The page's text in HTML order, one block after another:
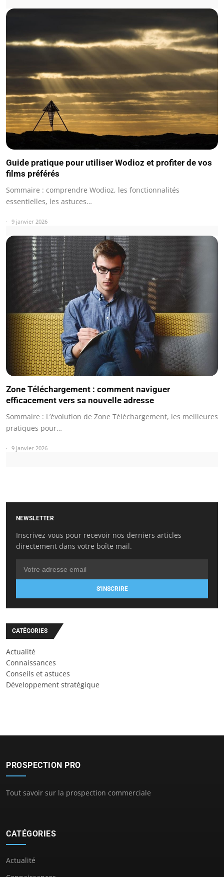
Guide pratique pour utiliser Wodioz et profiter de vos
films préférés
Sommaire : comprendre Wodioz, les fonctionnalités
essentielles, les astuces…
9 janvier 2026
Zone Téléchargement : comment naviguer
efficacement vers sa nouvelle adresse
Sommaire : L’évolution de Zone Téléchargement, les meilleures
pratiques pour…
9 janvier 2026
NEWSLETTER
Inscrivez-vous pour recevoir nos derniers articles
directement dans votre boîte mail.
S'INSCRIRE
CATÉGORIES
Actualité
Connaissances
Conseils et astuces
Développement stratégique
PROSPECTION PRO
Tout savoir sur la prospection commerciale
CATÉGORIES
Actualité